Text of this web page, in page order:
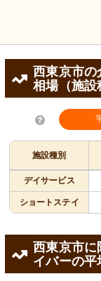
西東京市の
相場（施設
施設種別
デイサービス
ショートステイ
西東京市に
イバーの平